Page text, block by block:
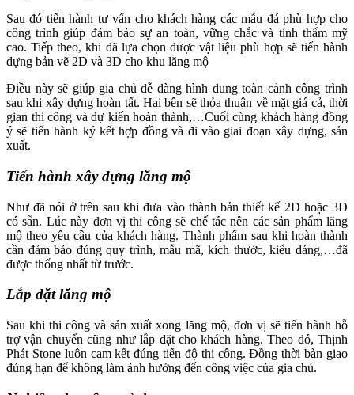
Sau đó tiến hành tư vấn cho khách hàng các mẫu đá phù hợp cho
công trình giúp đảm bảo sự an toàn, vững chắc và tính thẩm mỹ
cao. Tiếp theo, khi đã lựa chọn được vật liệu phù hợp sẽ tiến hành
dựng bản vẽ 2D và 3D cho khu lăng mộ
Điều này sẽ giúp gia chủ dễ dàng hình dung toàn cảnh công trình
sau khi xây dựng hoàn tất. Hai bên sẽ thỏa thuận về mặt giá cả, thời
gian thi công và dự kiến hoàn thành,…Cuối cùng khách hàng đồng
ý sẽ tiến hành ký kết hợp đồng và đi vào giai đoạn xây dựng, sản
xuất.
Tiến hành xây dựng lăng mộ
Như đã nói ở trên sau khi đưa vào thành bản thiết kế 2D hoặc 3D
có sẵn. Lúc này đơn vị thi công sẽ chế tác nên các sản phẩm lăng
mộ theo yêu cầu của khách hàng. Thành phẩm sau khi hoàn thành
cần đảm bảo đúng quy trình, mẫu mã, kích thước, kiểu dáng,…đã
được thống nhất từ trước.
Lắp đặt lăng mộ
Sau khi thi công và sản xuất xong lăng mộ, đơn vị sẽ tiến hành hỗ
trợ vận chuyển cũng như lắp đặt cho khách hàng. Theo đó, Thịnh
Phát Stone luôn cam kết đúng tiến độ thi công. Đồng thời bàn giao
đúng hạn để không làm ảnh hưởng đến công việc của gia chủ.